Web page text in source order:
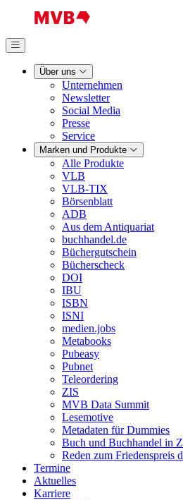
Über uns
Unternehmen
Newsletter
Social Media
Presse
Service
Marken und Produkte
Alle Produkte
VLB
VLB-TIX
Börsenblatt
ADB
Aus dem Antiquariat
buchhandel.de
Büchergutschein
Bücherscheck
DOI
IBU
ISBN
ISNI
medien.jobs
Metabooks
Pubeasy
Pubnet
Teleordering
ZIS
MVB Data Summit
Lesemotive
Metadaten für Dummies
Buch und Buchhandel in
Reden zum Friedenspreis
Termine
Aktuelles
Karriere